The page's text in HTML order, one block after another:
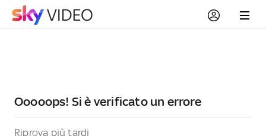
Ooooops! Si è verificato un errore
Riprova più tardi